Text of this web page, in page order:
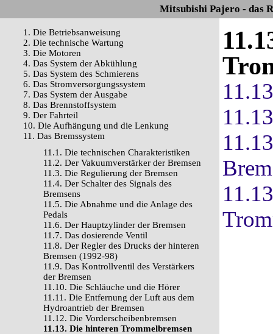
Mitsubishi Pajero - das
1. Die Betriebsanweisung
2. Die technische Wartung
3. Die Motoren
4. Das System der Abkühlung
5. Das System des Schmierens
6. Das Stromversorgungssystem
7. Das System der Ausgabe
8. Das Brennstoffsystem
9. Der Fahrteil
10. Die Aufhängung und die Lenkung
11. Das Bremssystem
11.1. Die technischen Charakteristiken
11.2. Der Vakuumverstärker der Bremsen
11.3. Die Regulierung der Bremsen
11.4. Der Schalter des Signals des
Bremsens
11.5. Die Abnahme und die Anlage des
Pedals
11.6. Der Hauptzylinder der Bremsen
11.7. Das dosierende Ventil
11.8. Der Regler des Drucks der hinteren
Bremsen (1992-98)
11.9. Das Kontrollventil des Verstärkers
der Bremsen
11.10. Die Schläuche und die Hörer
11.11. Die Entfernung der Luft aus dem
Hydroantrieb der Bremsen
11.12. Die Vorderscheibenbremsen
11.13. Die hinteren Trommelbremsen